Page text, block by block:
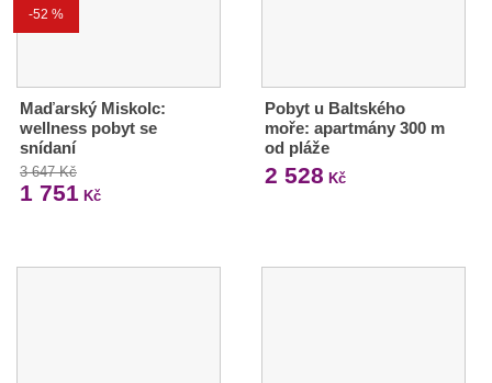
-52 %
Maďarský Miskolc:
wellness pobyt se
snídaní
3 647 Kč
1 751 Kč
Pobyt u Baltského
moře: apartmány 300 m
od pláže
2 528 Kč